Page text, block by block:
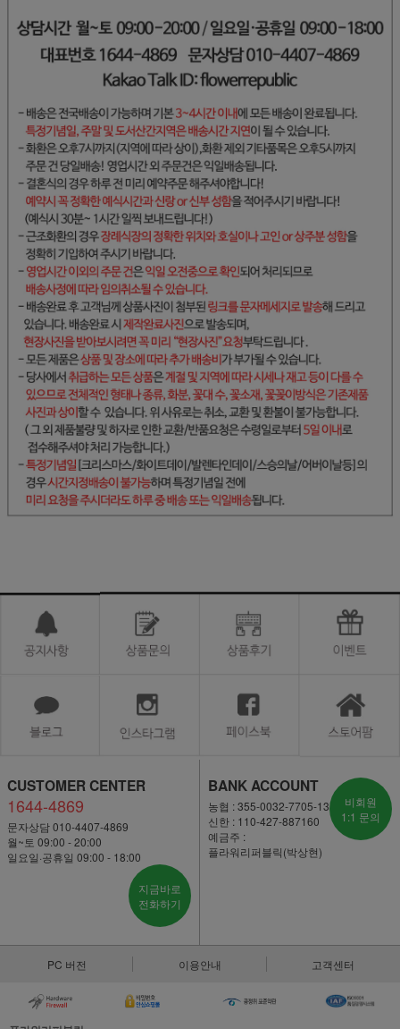
CUSTOMER CENTER
1644-4869
문자상담 010-4407-4869
월~토 09:00 - 20:00
일요일·공휴일 09:00 - 18:00
지금바로
전화하기
BANK ACCOUNT
농협 : 355-0032-7705-13
신한 : 110-427-887160
예금주 :
플라워리퍼블릭(박상현)
비회원
1:1 문의
PC 버전 이용안내 고객센터